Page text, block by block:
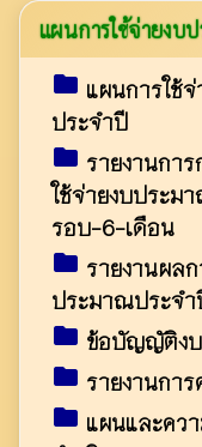
แผนการใช้จ่ายงบ
folder แผนการใช้
ประจำปี
folder รายงานกา
ใช้จ่ายงบประม
รอบ-6-เดือน
folder รายงานผล
ประมาณประจ
folder ข้อบัญญัติง
folder รายงานการ
folder แผนและคว